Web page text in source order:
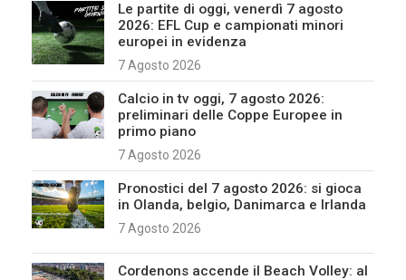
Le partite di oggi, venerdì 7 agosto
2026: EFL Cup e campionati minori
europei in evidenza
7 Agosto 2026
Calcio in tv oggi, 7 agosto 2026:
preliminari delle Coppe Europee in
primo piano
7 Agosto 2026
Pronostici del 7 agosto 2026: si gioca
in Olanda, belgio, Danimarca e Irlanda
7 Agosto 2026
Cordenons accende il Beach Volley: al